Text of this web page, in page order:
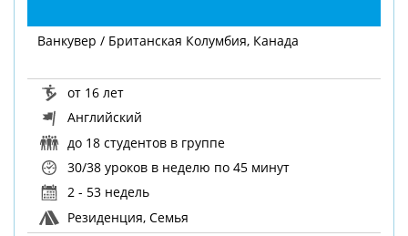
Ванкувер / Британская Колумбия, Канада
от 16 лет
Английский
до 18 студентов в группе
30/38 уроков в неделю по 45 минут
2 - 53 недель
Резиденция, Семья